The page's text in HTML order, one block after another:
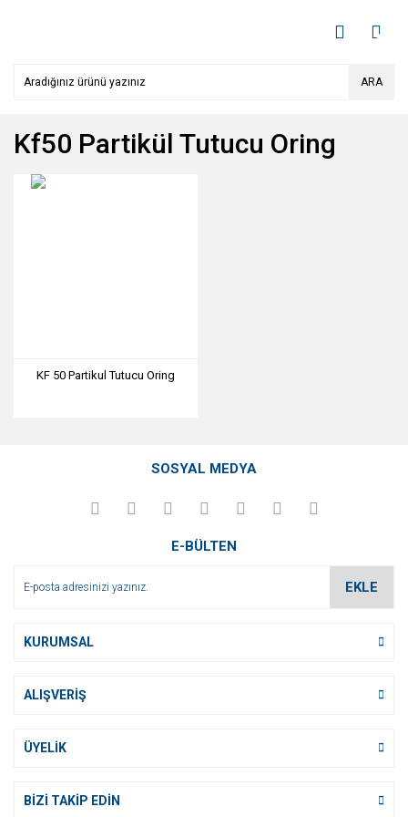
ARA
Kf50 Partikül Tutucu Oring
KF 50 Partikul Tutucu Oring
SOSYAL MEDYA
E-BÜLTEN
EKLE
KURUMSAL
ALIŞVERİŞ
ÜYELİK
BİZİ TAKİP EDİN